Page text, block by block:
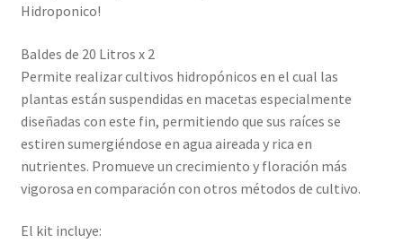
Hidroponico!
Baldes de 20 Litros x 2
Permite realizar cultivos hidropónicos en el cual las
plantas están suspendidas en macetas especialmente
diseñadas con este fin, permitiendo que sus raíces se
estiren sumergiéndose en agua aireada y rica en
nutrientes. Promueve un crecimiento y floración más
vigorosa en comparación con otros métodos de cultivo.
El kit incluye: